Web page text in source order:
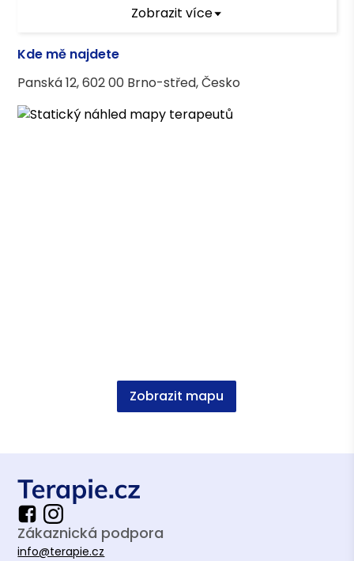
Porozumenie traume a disociácii cez
Základní krizová intervence - Remedium
Asociace terapeutů
Zobrazit více
Kde mě najdete
Panská 12, 602 00 Brno-střed, Česko
Zobrazit mapu
Zákaznická podpora
info@terapie.cz